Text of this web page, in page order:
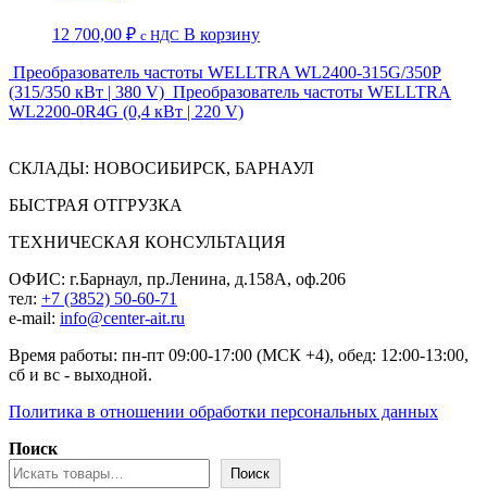
12 700,00 ₽ c НДС В корзину
Преобразователь частоты WELLTRA WL2400-315G/350P
(315/350 кВт | 380 V) Преобразователь частоты WELLTRA
WL2200-0R4G (0,4 кВт | 220 V)
СКЛАДЫ: НОВОСИБИРСК, БАРНАУЛ
БЫСТРАЯ ОТГРУЗКА
ТЕХНИЧЕСКАЯ КОНСУЛЬТАЦИЯ
ОФИС: г.Барнаул, пр.Ленина, д.158А, оф.206
тел: +7 (3852) 50-60-71
e-mail: info@center-ait.ru
Время работы: пн-пт 09:00-17:00 (МСК +4), обед: 12:00-13:00,
сб и вс - выходной.
Политика в отношении обработки персональных данных
Поиск
Поиск